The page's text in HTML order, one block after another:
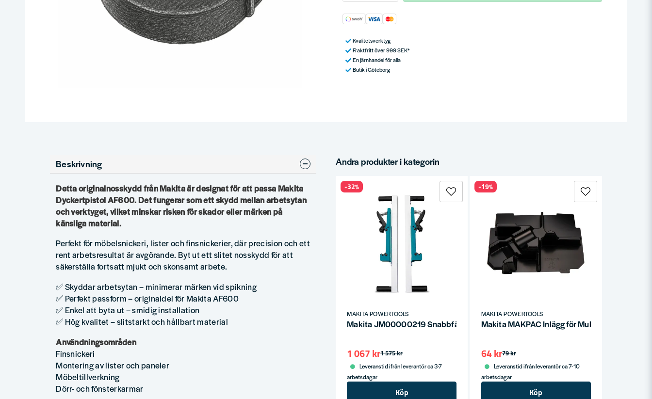
Kvalitetsverktyg
Fraktfritt över 999 SEK*
En järnhandel för alla
Butik i Göteborg
Beskrivning
Detta originalnosskydd från Makita är designat för att passa Makita
Dyckertpistol AF600. Det fungerar som ett skydd mellan arbetsytan
och verktyget, vilket minskar risken för skador eller märken på
känsliga material.
Perfekt för möbelsnickeri, lister och finsnickerier, där precision och ett
rent arbetsresultat är avgörande. Byt ut ett slitet nosskydd för att
säkerställa fortsatt mjukt och skonsamt arbete.
✅ Skyddar arbetsytan – minimerar märken vid spikning
✅ Perfekt passform – originaldel för Makita AF600
✅ Enkel att byta ut – smidig installation
✅ Hög kvalitet – slitstarkt och hållbart material
Användningsområden
Finsnickeri
Montering av lister och paneler
Möbeltillverkning
Dörr- och fönsterkarmar
Andra produkter i kategorin
MAKITA POWERTOOLS
Makita JM00000219 Snabbfäste för DEAWST07, DEBWST06, WST07, WST06
1 575 kr
1 067 kr
Leveranstid ifrån leverantör ca 3-7
arbetsdagar
Köp
-32%
MAKITA POWERTOOLS
Makita MAKPAC Inlägg för Multiverktyget
79 kr
64 kr
Leveranstid ifrån leverantör ca 7-10
arbetsdagar
Köp
-19%